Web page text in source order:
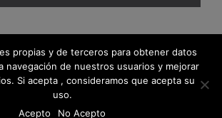
propias y de terceros para obtener datos
navegación de nuestros usuarios y mejorar
Si acepta , consideramos que acepta su
uso.
Acepto
No Acepto